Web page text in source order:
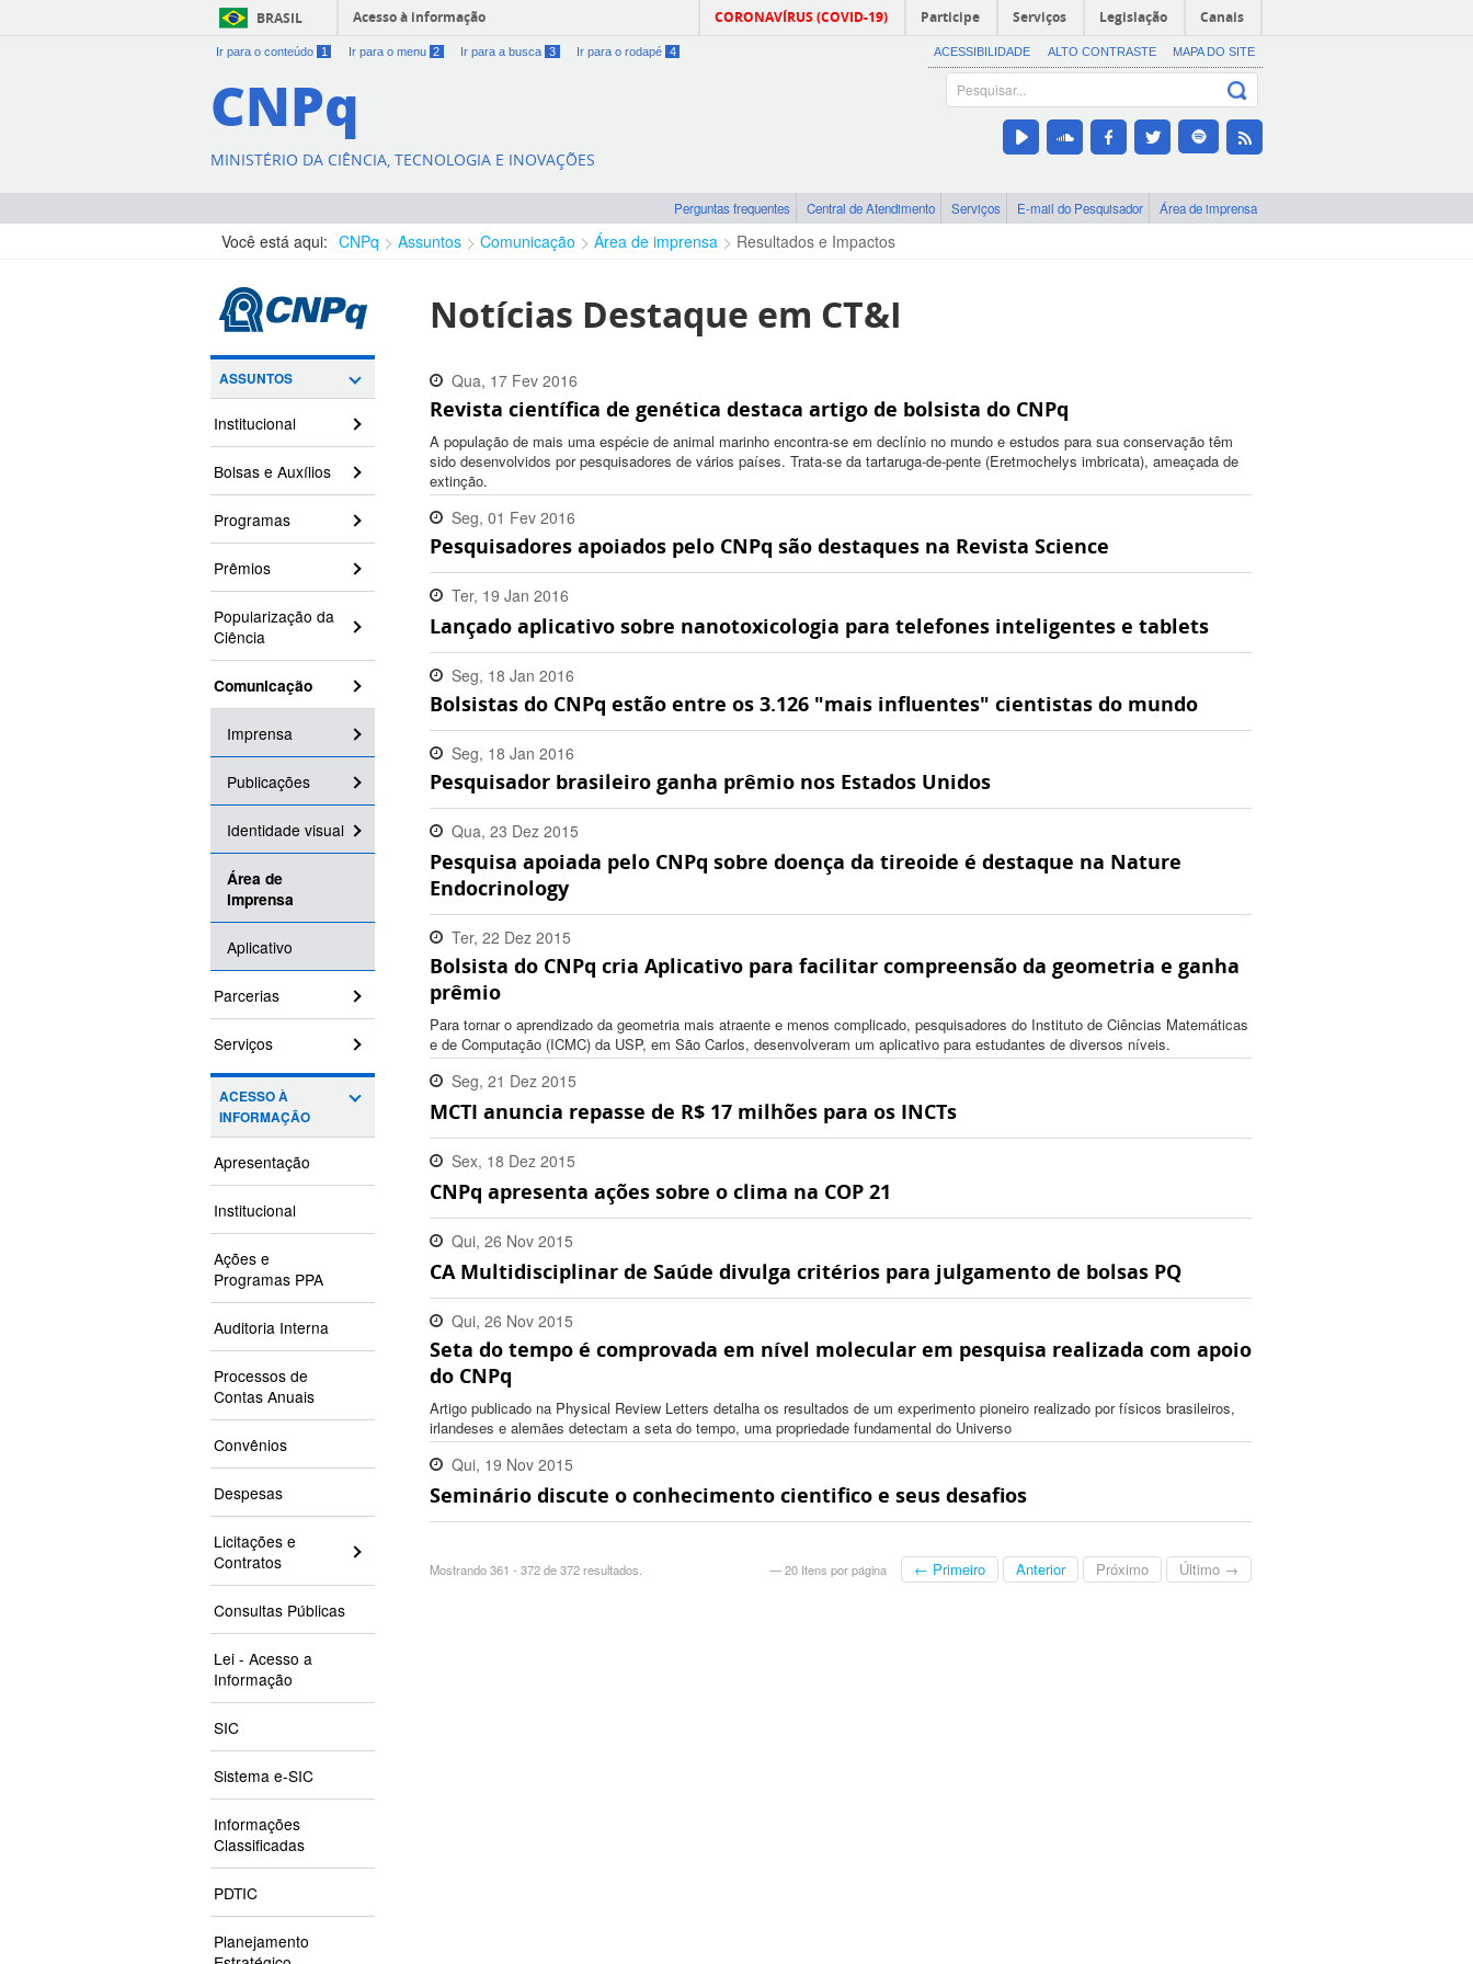
BRASIL Acesso à informação CORONAVÍRUS (COVID-19) Participe Serviços Legislação Canais
Ir para o conteúdo 1 Ir para o menu 2 Ir para a busca 3 Ir para o rodapé 4 ACESSIBILIDADE ALTO CONTRASTE MAPA DO SITE
CNPq
MINISTÉRIO DA CIÊNCIA, TECNOLOGIA E INOVAÇÕES
Perguntas frequentes Central de Atendimento Serviços E-mail do Pesquisador Área de imprensa
Você está aqui: CNPq Assuntos Comunicação Área de imprensa Resultados e Impactos
ASSUNTOS
Institucional
Bolsas e Auxílios
Programas
Prêmios
Popularização da
Ciência
Comunicação
Imprensa
Publicações
Identidade visual
Área de
imprensa
Aplicativo
Parcerias
Serviços
ACESSO À
INFORMAÇÃO
Apresentação
Institucional
Ações e
Programas PPA
Auditoria Interna
Processos de
Contas Anuais
Convênios
Despesas
Licitações e
Contratos
Consultas Públicas
Lei - Acesso a
Informação
SIC
Sistema e-SIC
Informações
Classificadas
PDTIC
Planejamento
Notícias Destaque em CT&I
Qua, 17 Fev 2016
11:01:00 -0200
Revista científica de genética destaca artigo de bolsista do CNPq
A população de mais uma espécie de animal marinho encontra-se em declínio no mundo e estudos para sua conservação têm
sido desenvolvidos por pesquisadores de vários países. Trata-se da tartaruga-de-pente (Eretmochelys imbricata), ameaçada de
extinção.
Seg, 01 Fev 2016
15:41:00 -0200
Pesquisadores apoiados pelo CNPq são destaques na Revista Science
Ter, 19 Jan 2016
10:07:00 -0200
Lançado aplicativo sobre nanotoxicologia para telefones inteligentes e tablets
Seg, 18 Jan 2016
19:13:00 -0200
Bolsistas do CNPq estão entre os 3.126 "mais influentes" cientistas do mundo
Seg, 18 Jan 2016
18:40:00 -0200
Pesquisador brasileiro ganha prêmio nos Estados Unidos
Qua, 23 Dez 2015
15:12:00 -0200
Pesquisa apoiada pelo CNPq sobre doença da tireoide é destaque na Nature
Endocrinology
Ter, 22 Dez 2015
11:05:00 -0200
Bolsista do CNPq cria Aplicativo para facilitar compreensão da geometria e ganha
prêmio
Para tornar o aprendizado da geometria mais atraente e menos complicado, pesquisadores do Instituto de Ciências Matemáticas
e de Computação (ICMC) da USP, em São Carlos, desenvolveram um aplicativo para estudantes de diversos níveis.
Seg, 21 Dez 2015
16:27:00 -0200
MCTI anuncia repasse de R$ 17 milhões para os INCTs
Sex, 18 Dez 2015
16:04:00 -0200
CNPq apresenta ações sobre o clima na COP 21
Qui, 26 Nov 2015
17:40:00 -0200
CA Multidisciplinar de Saúde divulga critérios para julgamento de bolsas PQ
Qui, 26 Nov 2015
10:30:00 -0200
Seta do tempo é comprovada em nível molecular em pesquisa realizada com apoio
do CNPq
Artigo publicado na Physical Review Letters detalha os resultados de um experimento pioneiro realizado por físicos brasileiros,
irlandeses e alemães detectam a seta do tempo, uma propriedade fundamental do Universo
Qui, 19 Nov 2015
11:23:00 -0200
Seminário discute o conhecimento cientifico e seus desafios
— 20 Itens por página
Mostrando 361 - 372 de 372 resultados. ← Primeiro Anterior Próximo Último →